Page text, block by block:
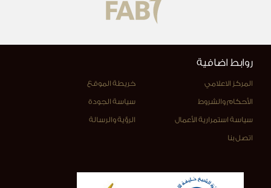
روابط اضافية
المركز الاعلامي خريطة الموقع
الأحكام والشروط سياسة الجودة
سياسة استمرارية الأعمال الرؤية والرسالة
اتصل بنا